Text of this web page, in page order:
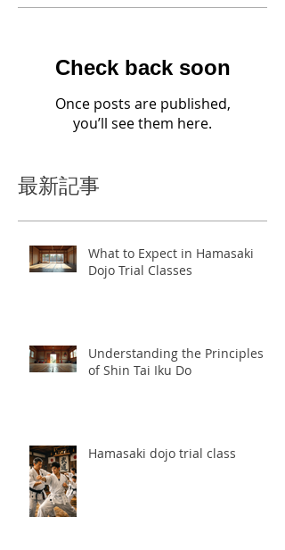
Check back soon
Once posts are published,
you’ll see them here.
最新記事
What to Expect in Hamasaki
Dojo Trial Classes
Understanding the Principles
of Shin Tai Iku Do
Hamasaki dojo trial class